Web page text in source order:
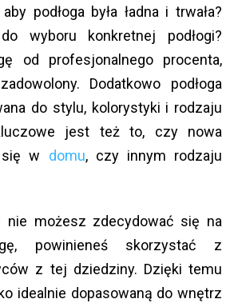
podłoga była ładna i trwała?
wyboru konkretnej podłogi?
od profesjonalnego procenta,
Dodatkowo podłoga
do stylu, kolorystyki i rodzaju
jest też to, czy nowa
się w domu, czy innym rodzaju
nie możesz zdecydować się na
powinieneś skorzystać z
z tej dziedziny. Dzięki temu
idealnie dopasowaną do wnętrz